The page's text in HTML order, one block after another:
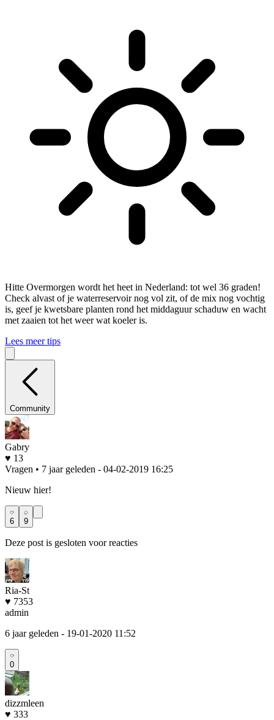
Hitte Overmorgen wordt het heet in Nederland: tot wel 36 graden!
Check alvast of je waterreservoir nog vol zit, of de mix nog vochtig
is, geef je kwetsbare planten rond het middaguur schaduw en wacht
met zaaien tot het weer wat koeler is.
Lees meer tips
Community
Gabry
♥ 13
Vragen • 7 jaar geleden - 04-02-2019 16:25
Nieuw hier!
6 9
Deze post is gesloten voor reacties
Ria-St
♥ 7353
admin
6 jaar geleden - 19-01-2020 11:52
0
dizzmleen
♥ 333